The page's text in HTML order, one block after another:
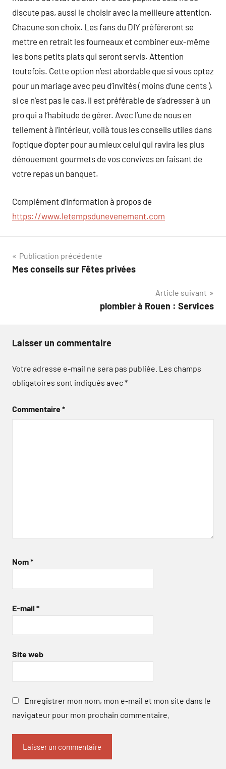
discute pas, aussi le choisir avec la meilleure attention.
Chacune son choix. Les fans du DIY préféreront se
mettre en retrait les fourneaux et combiner eux-même
les bons petits plats qui seront servis. Attention
toutefois. Cette option n’est abordable que si vous optez
pour un mariage avec peu d’invités ( moins d’une cents ).
si ce n’est pas le cas, il est préférable de s’adresser à un
pro qui a l’habitude de gérer. Avec l’une de nous en
tellement à l’intérieur, voilà tous les conseils utiles dans
l’optique d’opter pour au mieux celui qui ravira les plus
dénouement gourmets de vos convives en faisant de
votre repas un banquet.
Complément d’information à propos de
https://www.letempsdunevenement.com
Navigation
de
Publication précédente
Mes conseils sur Fêtes privées
Article suivant
plombier à Rouen : Services
Laisser un commentaire
Votre adresse e-mail ne sera pas publiée. Les champs
obligatoires sont indiqués avec*
Commentaire*
Nom*
E-mail *
Site web
Enregistrer mon nom, mon e-mail et mon site dans le
navigateur pour mon prochain commentaire.